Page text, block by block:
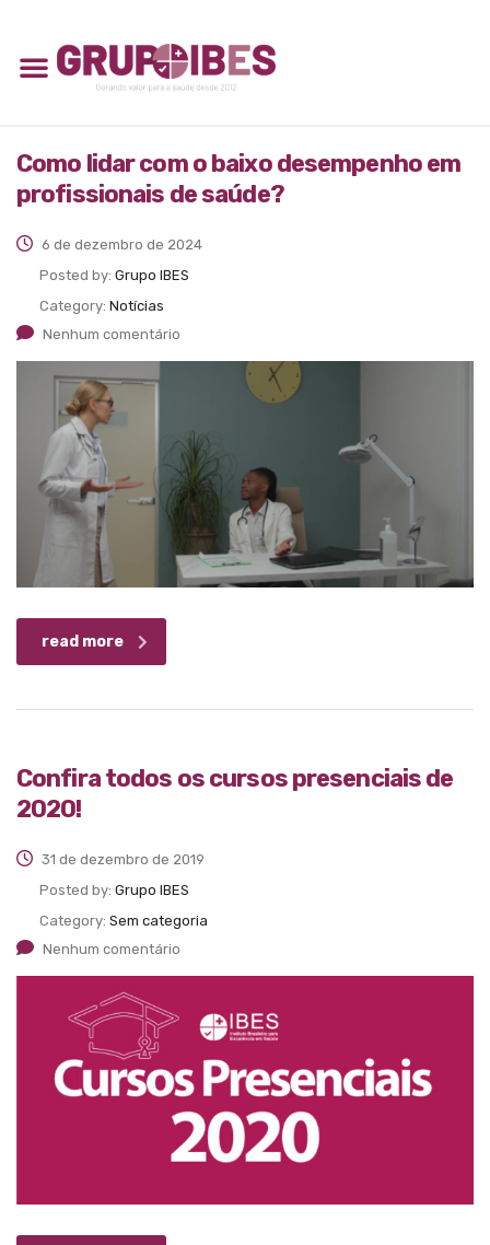
Como lidar com o baixo desempenho em
profissionais de saúde?
6 de dezembro de 2024
Posted by: Grupo IBES
Category: Notícias
Nenhum comentário
read more
Confira todos os cursos presenciais de
2020!
31 de dezembro de 2019
Posted by: Grupo IBES
Category: Sem categoria
Nenhum comentário